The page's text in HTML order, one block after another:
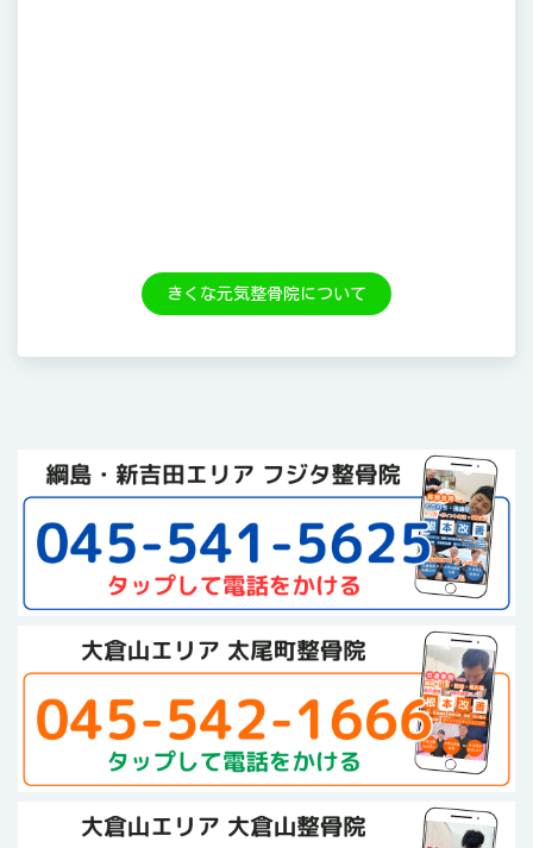
きくな元気整骨院について